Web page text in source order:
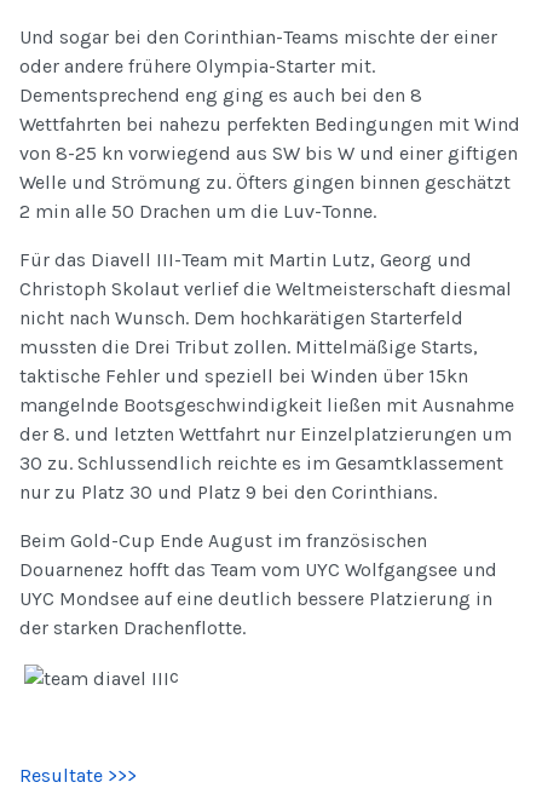
Und sogar bei den Corinthian-Teams mischte der einer
oder andere frühere Olympia-Starter mit.
Dementsprechend eng ging es auch bei den 8
Wettfahrten bei nahezu perfekten Bedingungen mit Wind
von 8-25 kn vorwiegend aus SW bis W und einer giftigen
Welle und Strömung zu. Öfters gingen binnen geschätzt
2 min alle 50 Drachen um die Luv-Tonne.
Für das Diavell III-Team mit Martin Lutz, Georg und
Christoph Skolaut verlief die Weltmeisterschaft diesmal
nicht nach Wunsch. Dem hochkarätigen Starterfeld
mussten die Drei Tribut zollen. Mittelmäßige Starts,
taktische Fehler und speziell bei Winden über 15kn
mangelnde Bootsgeschwindigkeit ließen mit Ausnahme
der 8. und letzten Wettfahrt nur Einzelplatzierungen um
30 zu. Schlussendlich reichte es im Gesamtklassement
nur zu Platz 30 und Platz 9 bei den Corinthians.
Beim Gold-Cup Ende August im französischen
Douarnenez hofft das Team vom UYC Wolfgangsee und
UYC Mondsee auf eine deutlich bessere Platzierung in
der starken Drachenflotte.
c
Resultate >>>